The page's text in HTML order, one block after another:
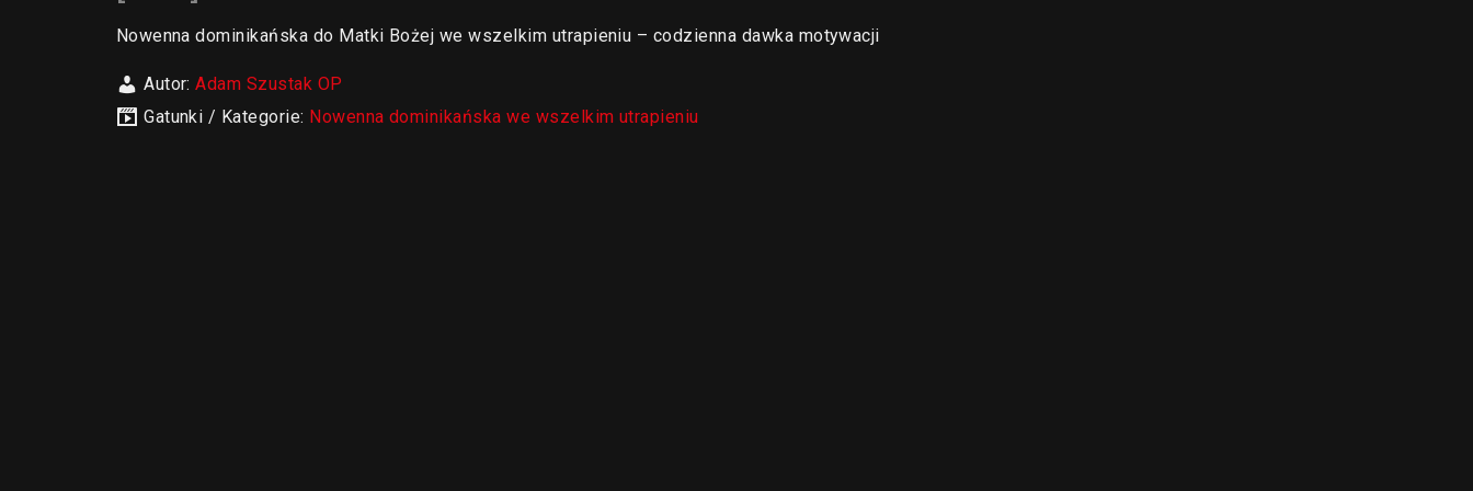
Nowenna dominikańska do Matki Bożej we wszelkim utrapieniu – codzienna dawka motywacji
Autor:Adam Szustak OP
Gatunki / Kategorie: Nowenna dominikańska we wszelkim utrapieniu